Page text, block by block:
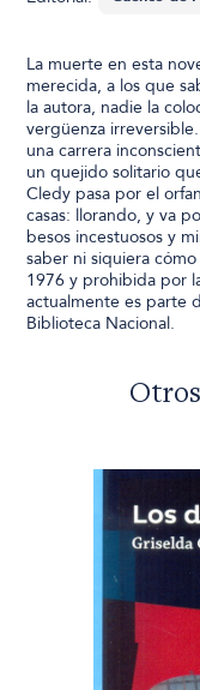
La muerte en esta
merecida, a los que
la autora, nadie la
vergüenza
una carrera
un quejido solitario
Cledy pasa por el
casas: llorando, y va
besos incestuosos y
saber ni siquiera
1976 y prohibida por
actualmente es parte
Biblioteca Nacional.